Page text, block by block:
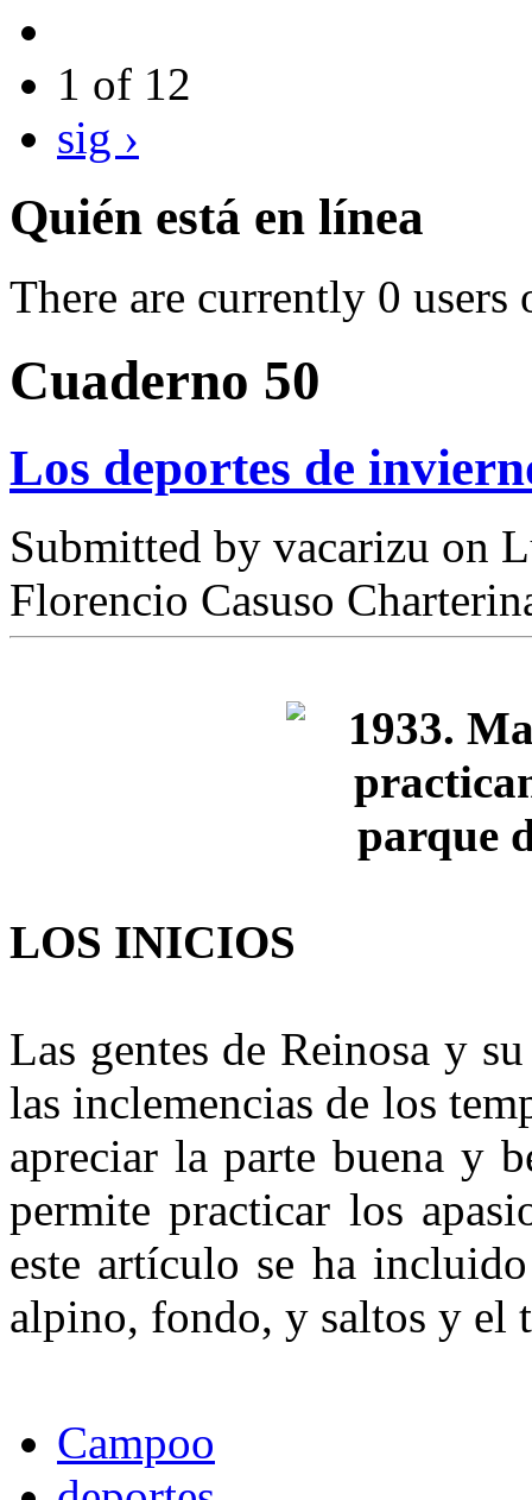
1 of 12
sig ›
Quién está en línea
There are currently 0 users
Cuaderno 50
Los deportes de
Submitted by vacarizu on
Florencio Casuso
LOS INICIOS
Las gentes de Reinosa y
las inclemencias de los
apreciar la parte buena y
permite practicar los
este artículo se ha
alpino, fondo, y saltos y el
Campoo